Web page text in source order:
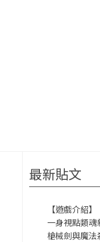
最新貼文
【遊戲介紹
一身視點類魂
槍械劍與魔法